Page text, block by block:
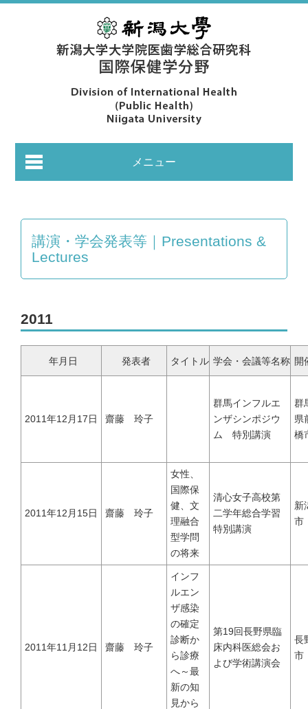
メニュー
都道府県別のCOVID-19患者推移｜COVID-19 patients at prefecture
新潟県および新潟市のCOVID-19の実効再生産数｜COVID-19
effective reproduction number at Niigata
インフルエンザ | Influenza virus
抗インフルエンザ剤感受性低下株調査｜Antiviral Susceptibility
RSウイルス｜Respiratory syncytial virus
講演・学会発表等｜Presentations &
Lectures
2011
年月日 発表者 タイトル 学会・会議等名称 開
2011年12月17日 齋藤 玲子
群馬インフルエ
ンザシンポジウ
ム 特別講演
群
県
橋
2011年12月15日 齋藤 玲子
女性、
国際保
健、文
理融合
型学問
の将来
清心女子高校第
二学年総合学習
特別講演
新
市
2011年11月12日 齋藤 玲子
インフ
ルエン
ザ感染
の確定
診断か
ら診療
へ～最
新の知
見から
第19回長野県臨
床内科医総会お
よび学術講演会
長
市